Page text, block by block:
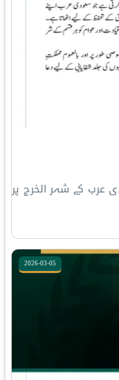
عرب کے شہر الخرج پر
2026-03-05